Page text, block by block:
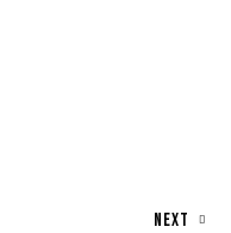
NEXT